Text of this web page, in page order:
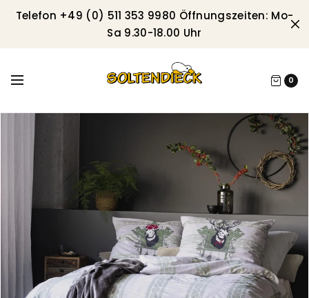
Telefon +49 (0) 511 353 9980 Öffnungszeiten: Mo-
Sa 9.30-18.00 Uhr
0